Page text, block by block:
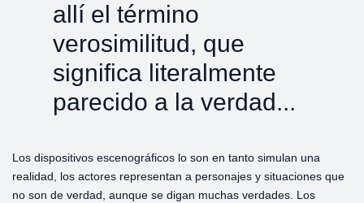
allí el término
verosimilitud, que
significa literalmente
parecido a la verdad...
Los dispositivos escenográficos lo son en tanto simulan una
realidad, los actores representan a personajes y situaciones que
no son de verdad, aunque se digan muchas verdades. Los